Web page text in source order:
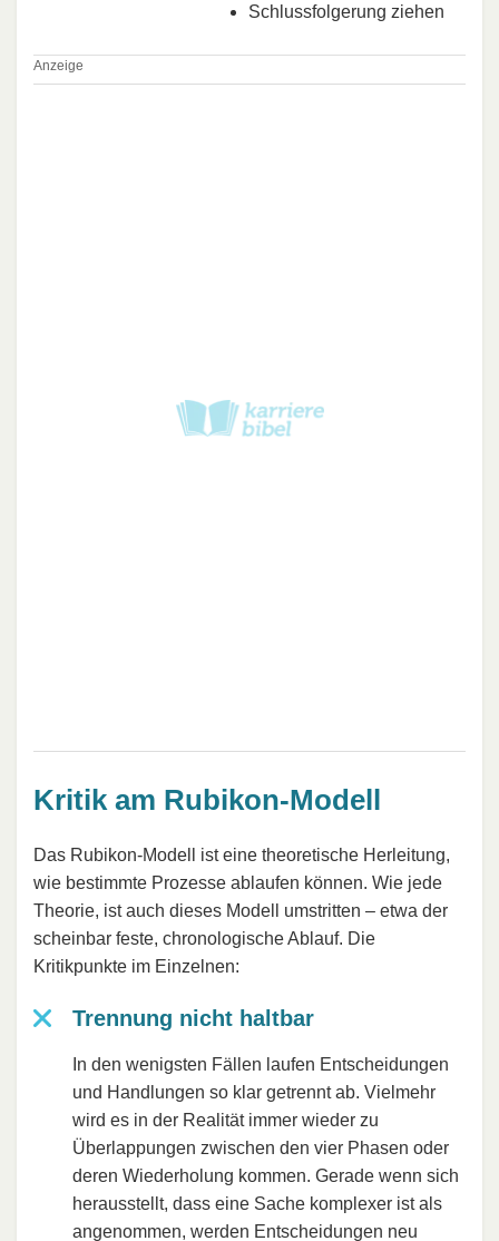
Schlussfolgerung ziehen
Anzeige
Kritik am Rubikon-Modell
Das Rubikon-Modell ist eine theoretische Herleitung,
wie bestimmte Prozesse ablaufen können. Wie jede
Theorie, ist auch dieses Modell umstritten – etwa der
scheinbar feste, chronologische Ablauf. Die
Kritikpunkte im Einzelnen:
Trennung nicht haltbar
In den wenigsten Fällen laufen Entscheidungen
und Handlungen so klar getrennt ab. Vielmehr
wird es in der Realität immer wieder zu
Überlappungen zwischen den vier Phasen oder
deren Wiederholung kommen. Gerade wenn sich
herausstellt, dass eine Sache komplexer ist als
angenommen, werden Entscheidungen neu